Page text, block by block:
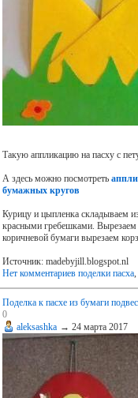
Такую аппликацию на пасху с
А здесь можно посмотреть
бумажных кругов
Курицу и цыпленка складываем
красными гребешками. Вырезаем
коричневой бумаги вырезаем
Источник: madebyjill.blogspot.nl
Нет комментариев поделки пасха,
Поделка к пасхе из бумаги
0
aleksashka → 24 марта 2017